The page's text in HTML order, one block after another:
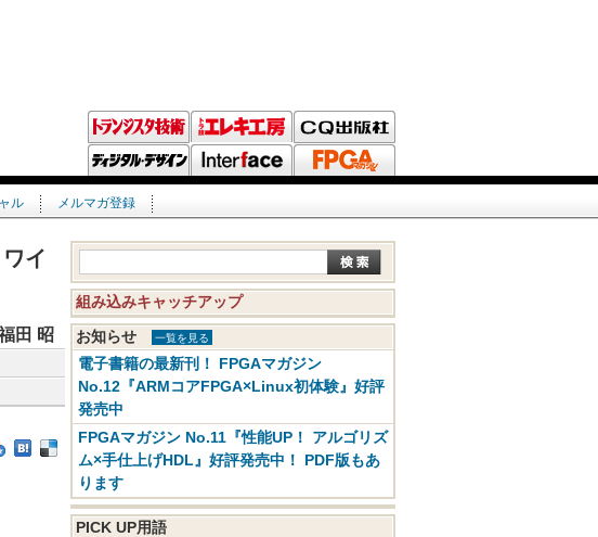
ル メルマガ登録
イ
田 昭
組み込みキャッチアップ
お知らせ 一覧を見る
電子書籍の最新刊！ FPGAマガジン
No.12『ARMコアFPGA×Linux初体験』好評
発売中
FPGAマガジン No.11『性能UP！ アルゴリズ
ム×手仕上げHDL』好評発売中！ PDF版もあ
ります
PICK UP用語